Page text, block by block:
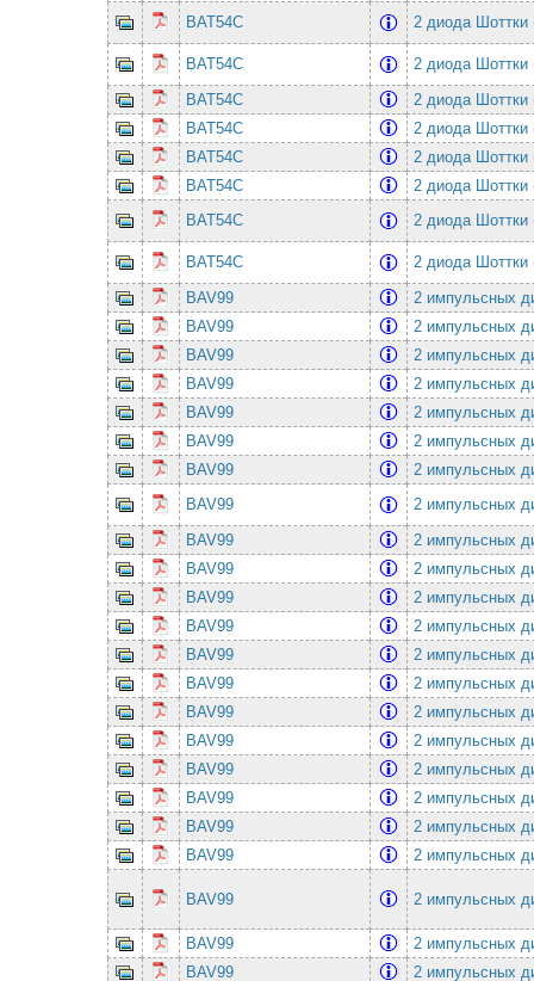
BAT54C
2 диода
BAT54C
2 диода
BAT54C
2 диода
BAT54C
2 диода
BAT54C
2 диода
BAT54C
2 диода
BAT54C
2 диода
BAT54C
2 диода
BAV99
2 импульсных
BAV99
2 импульсных
BAV99
2 импульсных
BAV99
2 импульсных
BAV99
2 импульсных
BAV99
2 импульсных
BAV99
2 импульсных
BAV99
2 импульсных
BAV99
2 импульсных
BAV99
2 импульсных
BAV99
2 импульсных
BAV99
2 импульсных
BAV99
2 импульсных
BAV99
2 импульсных
BAV99
2 импульсных
BAV99
2 импульсных
BAV99
2 импульсных
BAV99
2 импульсных
BAV99
2 импульсных
BAV99
2 импульсных
BAV99 2 импульсных
BAV99
2 импульсных
BAV99
2 импульсных